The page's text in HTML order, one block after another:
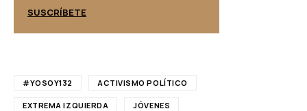
SUSCRÍBETE
#YOSOY132 ACTIVISMO POLÍTICO
EXTREMA IZQUIERDA JÓVENES